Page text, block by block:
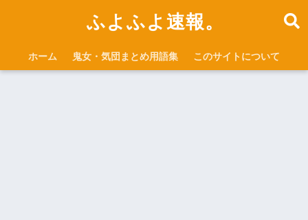
ふよふよ速報。
ホーム 鬼女・気団まとめ用語集 このサイトについて